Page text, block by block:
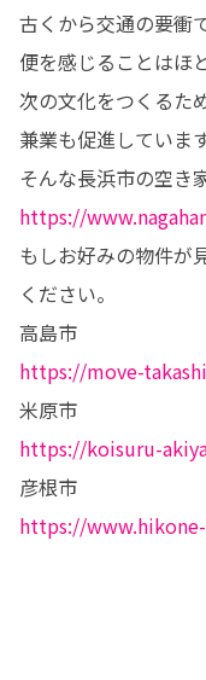
古くから交通の要衝
便を感じることはほ
次の文化をつくるた
兼業も促進しています
https://
もしお好みの物件が
ください。
https://move-
https://koisuru-
https://